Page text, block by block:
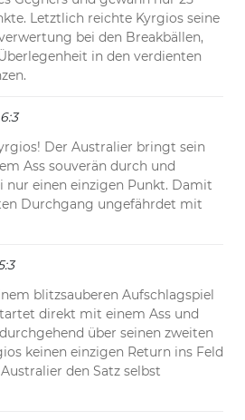
Letztlich reichte Kyrgios seine
bei den Breakbällen,
in den verdienten
Der Australier bringt sein
Ass souverän durch und
nur einen einzigen Punkt. Damit
Durchgang ungefährdet mit
blitzsauberen Aufschlagspiel
direkt mit einem Ass und
über seinen zweiten
keinen einzigen Return ins Feld
den Satz selbst